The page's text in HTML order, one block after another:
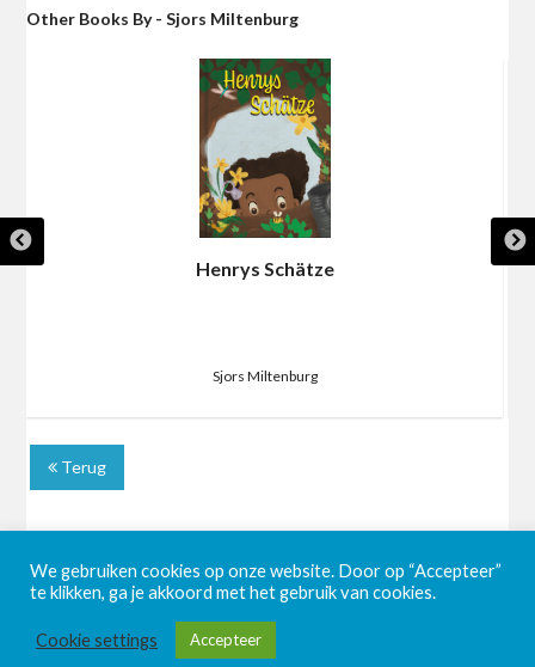
Other Books By - Sjors Miltenburg
Henrys Schätze
Sjors Miltenburg
Terug
©2026 BookaBooka| Powered by
We gebruiken cookies op onze website. Door op “Accepteer”
te klikken, ga je akkoord met het gebruik van cookies.
Cookie settings Accepteer